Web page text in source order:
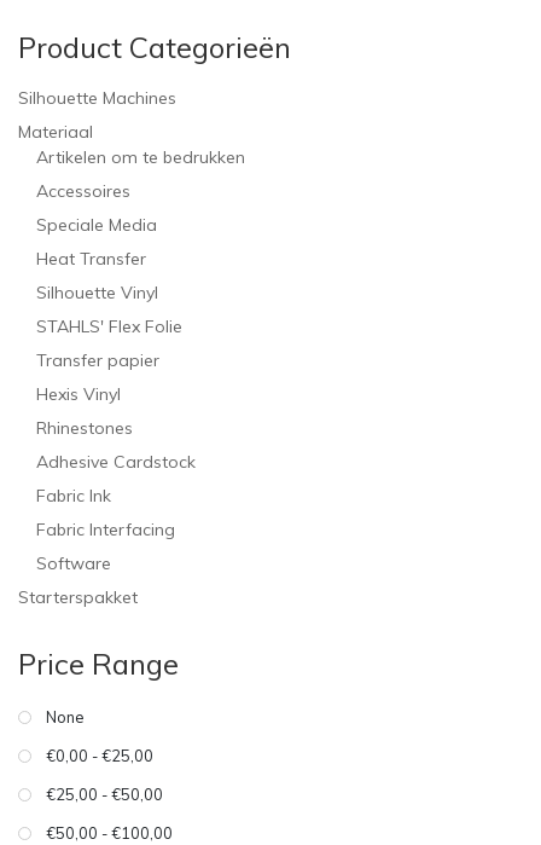
Product Categorieën
Silhouette Machines
Materiaal
Artikelen om te bedrukken
Accessoires
Speciale Media
Heat Transfer
Silhouette Vinyl
STAHLS' Flex Folie
Transfer papier
Hexis Vinyl
Rhinestones
Adhesive Cardstock
Fabric Ink
Fabric Interfacing
Software
Starterspakket
Price Range
None
€0,00 - €25,00
€25,00 - €50,00
€50,00 - €100,00